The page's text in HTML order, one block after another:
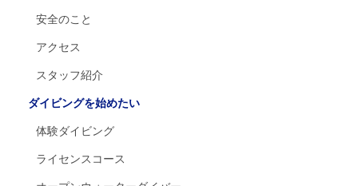
安全のこと
アクセス
スタッフ紹介
ダイビングを始めたい
体験ダイビング
ライセンスコース